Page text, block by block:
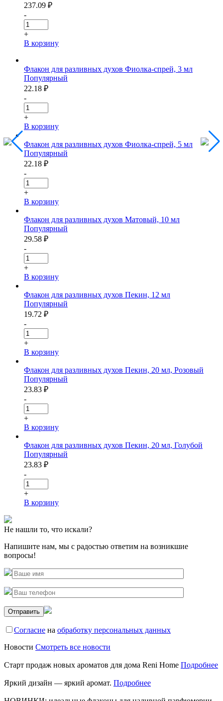
237.09 ₽
-
+
В корзину
Флакон для разливных духов Фиолка-спрей, 3 мл
Популярный
22.18 ₽
-
+
В корзину
Флакон для разливных духов Фиолка-спрей, 5 мл
Популярный
22.18 ₽
-
+
В корзину
Флакон для разливных духов Матовый, 10 мл
Популярный
29.58 ₽
-
+
В корзину
Флакон для разливных духов Пекин, 12 мл
Популярный
19.72 ₽
-
+
В корзину
Флакон для разливных духов Пекин, 20 мл, Розовый
Популярный
23.83 ₽
-
+
В корзину
Флакон для разливных духов Пекин, 20 мл, Голубой
Популярный
23.83 ₽
-
+
В корзину
Не нашли то, что искали?
Напишите нам, мы с радостью ответим на возникшие
вопросы!
Согласие на обработку персональных данных
Новости Смотреть все новости
Старт продаж новых ароматов для дома Reni Home Подробнее
Яркий дизайн — яркий аромат. Подробнее